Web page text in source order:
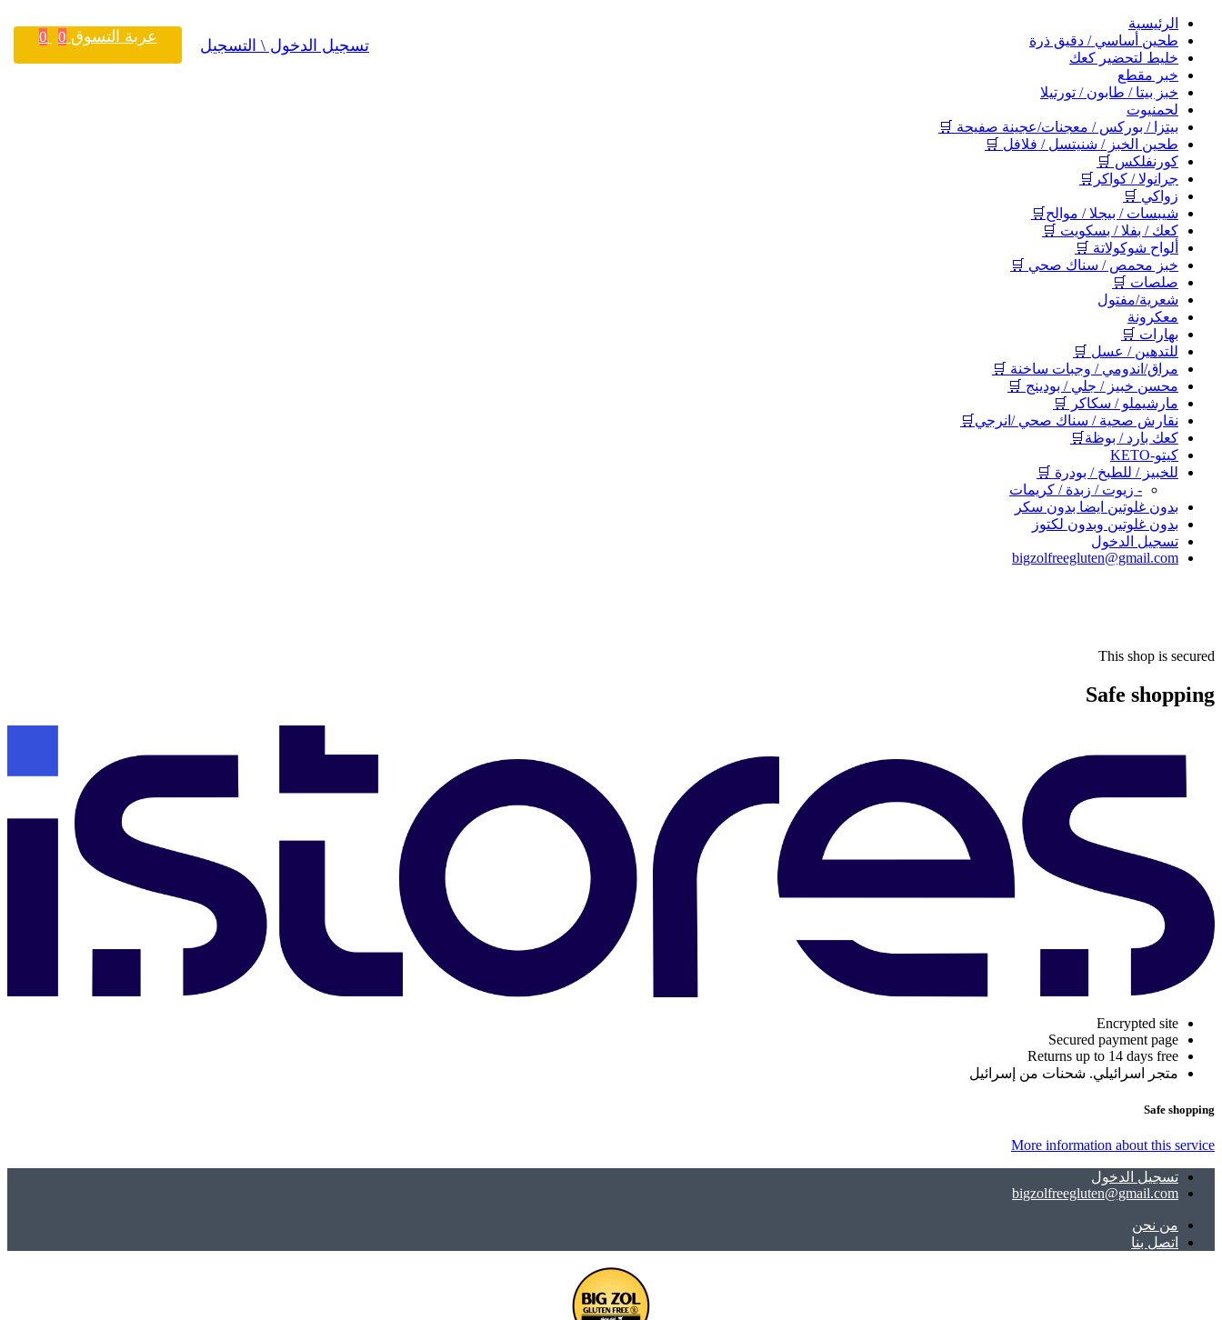
اﻟﺮﺋﻴﺴﻴﺔ
طحين أساسي / دقيق ذرة
خليط لتحضير كعك
خبر مقطع
خبز بيتا / طابون / تورتيلا
لحمنيوت
بيتزا / بوركس / معجنات/عجينة صفيحة 🛒
طحين الخبز / شنيتسل / فلافل 🛒
كورنفلكس 🛒
جرانولا / كواكر🛒
زواكي 🛒
شيبسات / بيجلا / موالح🛒
كعك / بفلا / بسكويت 🛒
ألواح شوكولاتة 🛒
خبز محمص / سناك صحي 🛒
صلصات 🛒
شعرية/مفتول
معكرونة
بهارات 🛒
للتدهين / عسل 🛒
مراق/اندومي / وجبات ساخنة 🛒
محسن خبيز / جلي / بودينج 🛒
مارشيملو / سكاكر 🛒
نقارش صحية / سناك صحي /انرجي🛒
كعك بارد / بوظة🛒
كيتو-KETO
للخبيز / للطبخ / بودرة 🛒
- زيوت / زبدة / كريمات
بدون غلوتين ايضا بدون سكر
بدون غلوتين وبدون لكتوز
تسجيل الدخول
bigzolfreegluten@gmail.com
This shop is secured
Safe shopping
Encrypted site
Secured payment page
Returns up to 14 days free
متجر اسرائيلي. شحنات من إسرائيل
Safe shopping
More information about this service
تسجيل الدخول
bigzolfreegluten@gmail.com
ﻣﻦ ﻧﺤﻦ
اتصل بنا
تسجيل الدخول \ التسجيل عربة التسوق 0
0